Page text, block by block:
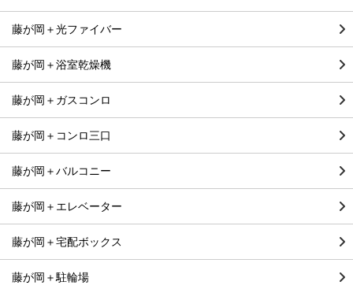
藤が岡＋光ファイバー
藤が岡＋浴室乾燥機
藤が岡＋ガスコンロ
藤が岡＋コンロ三口
藤が岡＋バルコニー
藤が岡＋エレベーター
藤が岡＋宅配ボックス
藤が岡＋駐輪場